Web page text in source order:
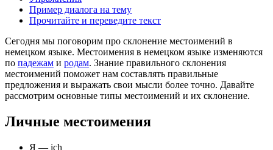
Пример диалога на тему
Прочитайте и переведите текст
Сегодня мы поговорим про склонение местоимений в
немецком языке. Местоимения в немецком языке изменяются
по падежам и родам. Знание правильного склонения
местоимений поможет нам составлять правильные
предложения и выражать свои мысли более точно. Давайте
рассмотрим основные типы местоимений и их склонение.
Личные местоимения
Я — ich